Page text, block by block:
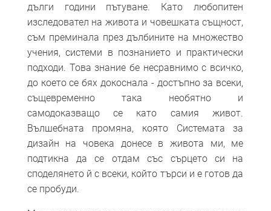
дълги години пътуване. Като любопитен
изследовател на живота и човешката същност,
съм преминала през дълбините на множество
учения, системи в познанието и практически
подходи. Това знание бе несравнимо с всичко,
до което се бях докоснала - достъпно за всеки,
същевременно така необятно и
самодоказващо се като самия живот.
Вълшебната промяна, която Системата за
дизайн на човека донесе в живота ми, ме
подтикна да се отдам със сърцето си на
споделянето й с всеки, който търси и е готов да
се пробуди.